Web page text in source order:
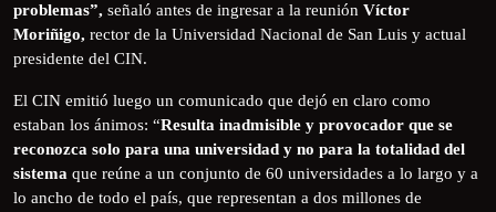
problemas”, señaló antes de ingresar a la reunión Víctor
Moriñigo, rector de la Universidad Nacional de San Luis y actual
presidente del CIN.
El CIN emitió luego un comunicado que dejó en claro como
estaban los ánimos: “Resulta inadmisible y provocador que se
reconozca solo para una universidad y no para la totalidad del
sistema que reúne a un conjunto de 60 universidades a lo largo y a
lo ancho de todo el país, que representan a dos millones de